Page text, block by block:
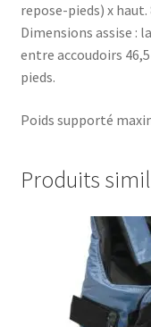
repose-pieds) x
Dimensions assise :
entre accoudoirs
pieds.
Poids supporté
Produits